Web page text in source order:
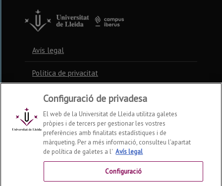
Avís legal
Política de privacitat
Política de cookies
Contacte
Preguntes freqüents
Accessibilitat
Configuració de privadesa
El web de la Universitat de Lleida utilitza galetes
pròpies i de tercers per gestionar les vostres
preferències amb finalitats estadístiques i de
màrqueting. Per a més informació, consulteu l’apartat
de política de galetes a l' Avís legal
Configuració